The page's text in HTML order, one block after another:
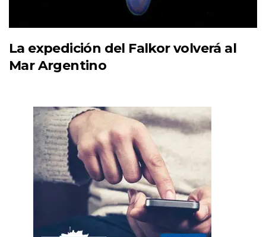
La expedición del Falkor volverá al
Mar Argentino